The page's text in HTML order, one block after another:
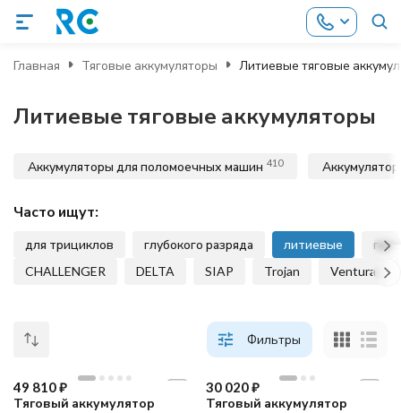
Главная Тяговые аккумуляторы Литиевые тяговые
Литиевые тяговые аккумуляторы
Аккумуляторы для поломоечных машин 410
Часто ищут:
для трициклов глубокого разряда литиевые
CHALLENGER
DELTA SIAP Trojan Ventura
Фильтры
49 810₽
Тяговый аккумулятор
30 020₽
Тяговый аккумулятор